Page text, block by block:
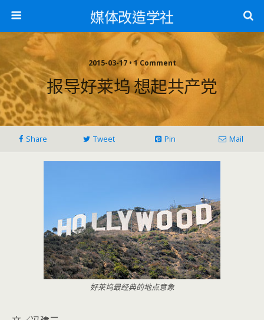
媒体改造学社
2015-03-17 • 1 Comment
报导好莱坞 想起共产党
Share Tweet Pin Mail
好莱坞最经典的地点意象